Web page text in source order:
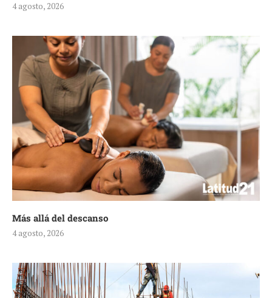
4 agosto, 2026
Más allá del descanso
4 agosto, 2026